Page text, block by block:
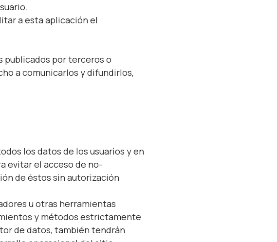
a esta aplicación el
publicados por terceros o
a comunicarlos y difundirlos,
los datos de los usuarios y en
evitar el acceso de no-
de éstos sin autorización
u otras herramientas
y métodos estrictamente
de datos, también tendrán